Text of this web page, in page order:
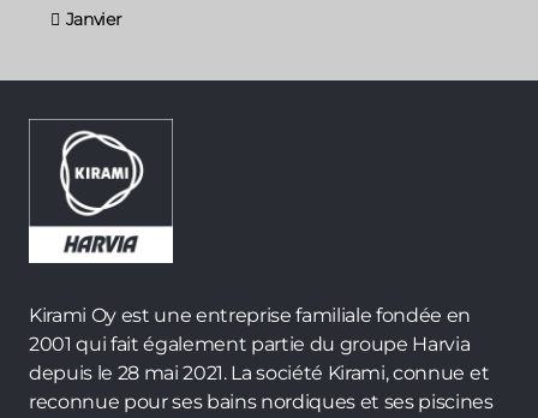
Janvier
Kirami Oy est une entreprise familiale fondée en
2001 qui fait également partie du groupe Harvia
depuis le 28 mai 2021. La société Kirami, connue et
reconnue pour ses bains nordiques et ses piscines